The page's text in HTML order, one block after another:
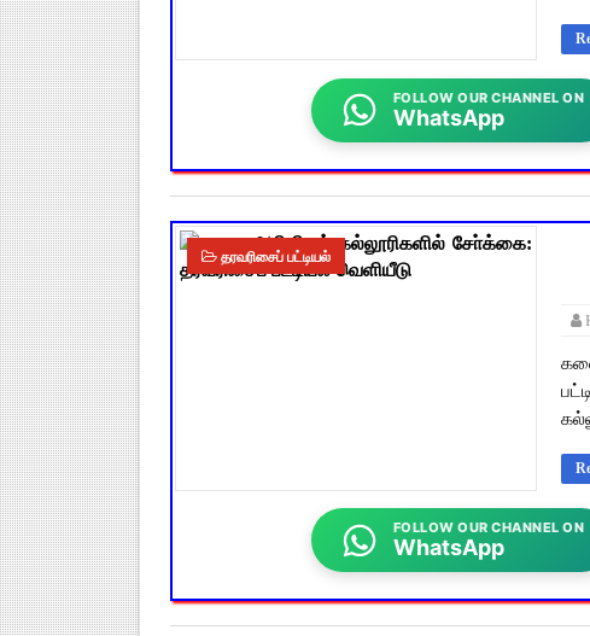
FOLLOW OUR CHANNEL ON
WhatsApp
தரவரிசைப் பட்டியல்
FOLLOW OUR CHANNEL ON
WhatsApp